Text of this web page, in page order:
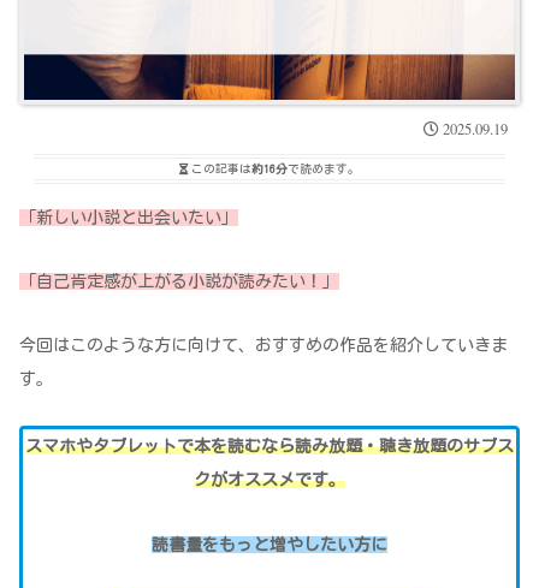
2025.09.19
この記事は約16分で読めます。
「新しい小説と出会いたい」
「自己肯定感が上がる小説が読みたい！」
今回はこのような方に向けて、おすすめの作品を紹介していきま
す。
スマホやタブレットで本を読むなら読み放題・聴き放題のサブス
クがオススメです。
読書量をもっと増やしたい方に